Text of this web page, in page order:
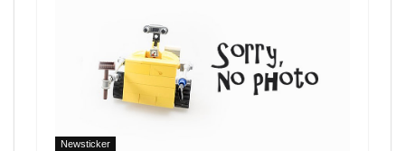
Newsticker